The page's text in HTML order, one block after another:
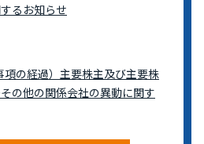
るお知らせ
項の経過）主要株主及び主要株
の他の関係会社の異動に関す